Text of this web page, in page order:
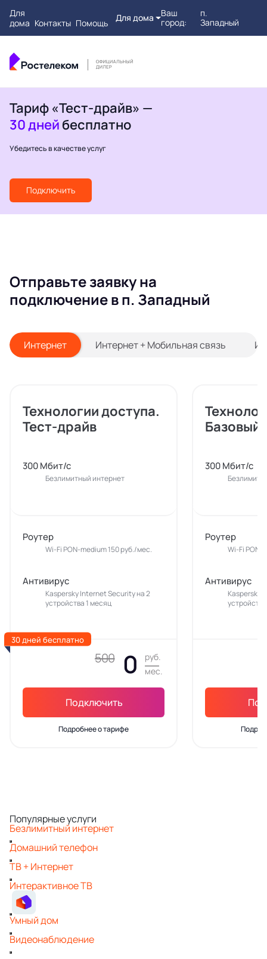
Для
дома Контакты Помощь Для дома
Ваш
город:
п.
Западный
Тариф «Тест-драйв» —
30 дней бесплатно
Убедитесь в качестве услуг
Подключить
Отправьте заявку на
подключение в п. Западный
Интернет Интернет + Мобильная связь
Технологии доступа.
Тест-драйв
300 Мбит/с
Безлимитный интернет
Роутер
Wi-Fi PON-medium 150 руб./мес.
Антивирус
Kaspersky Internet Security на 2
устройства 1 месяц
500 0
руб.
мес.
Подключить
Подробнее о тарифе
30 дней бесплатно
Базовый
300 Мбит/с
Роутер
Wi-Fi PON-
Антивирус
Kaspersky
Популярные услуги
Безлимитный интернет
Домашний телефон
ТВ + Интернет
Интерактивное ТВ
Умный дом
Видеонаблюдение